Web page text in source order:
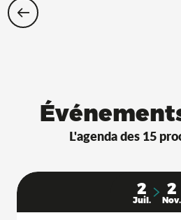
terrasse à l’ombre !
L'agenda des 15
2
Juil.
2
Nov.